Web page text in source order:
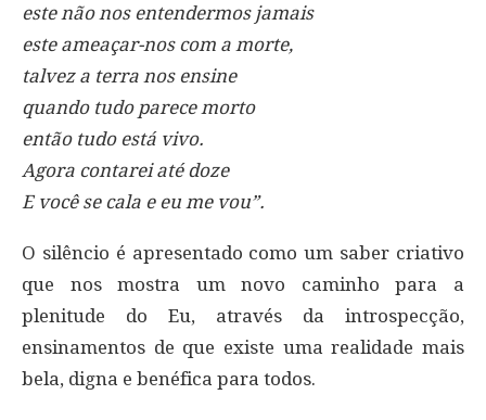
este não nos entendermos jamais
este ameaçar-nos com a morte,
talvez a terra nos ensine
quando tudo parece morto
então tudo está vivo.
Agora contarei até doze
E você se cala e eu me vou”.
O silêncio é apresentado como um saber criativo
que nos mostra um novo caminho para a
plenitude do Eu, através da introspecção,
ensinamentos de que existe uma realidade mais
bela, digna e benéfica para todos.